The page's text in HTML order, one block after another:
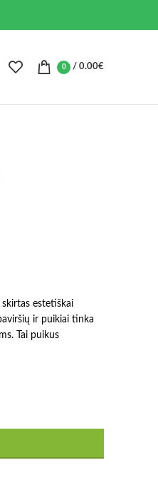
0 / 0.00€
estetiškai
ir puikiai tinka
Tai puikus